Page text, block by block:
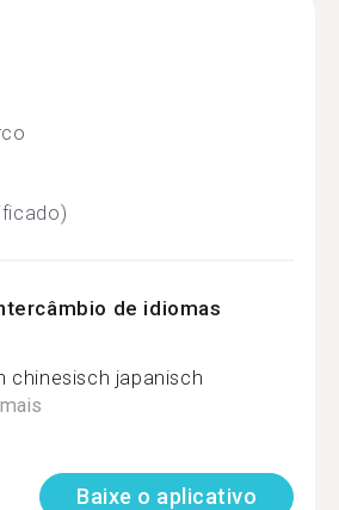
de idiomas
chinesisch japanisch
Baixe o aplicativo